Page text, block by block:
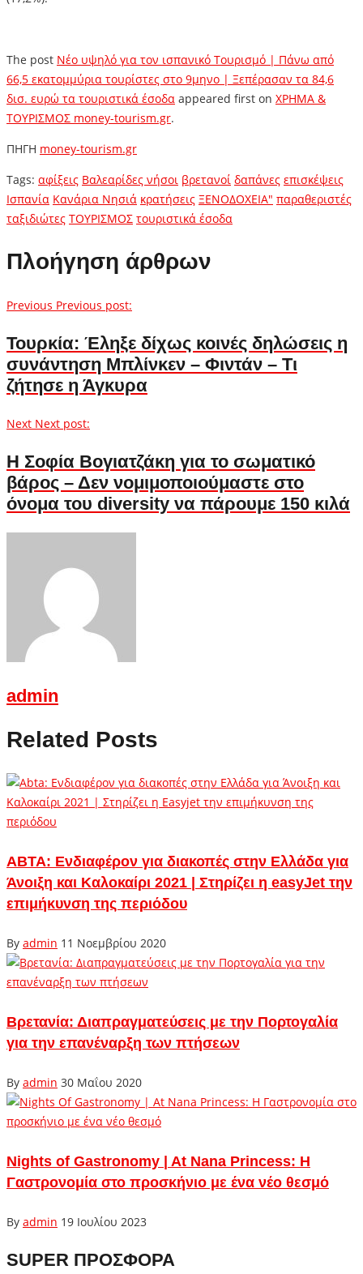
The post Νέο υψηλό για τον ισπανικό Τουρισμό | Πάνω από
66,5 εκατομμύρια τουρίστες στο 9μηνο | Ξεπέρασαν τα 84,6
δισ. ευρώ τα τουριστικά έσοδα appeared first on ΧΡΗΜΑ &
ΤΟΥΡΙΣΜΟΣ money-tourism.gr.
ΠΗΓΗ money-tourism.gr
Tags: αφίξεις Βαλεαρίδες νήσοι βρετανοί δαπάνες επισκέψεις
Ισπανία Κανάρια Νησιά κρατήσεις ΞΕΝΟΔΟΧΕΙΑ" παραθεριστές
ταξιδιώτες ΤΟΥΡΙΣΜΟΣ τουριστικά έσοδα
Πλοήγηση άρθρων
Previous Previous post:
Τουρκία: Έληξε δίχως κοινές δηλώσεις η
συνάντηση Μπλίνκεν – Φιντάν – Τι
ζήτησε η Άγκυρα
Next Next post:
H Σοφία Βογιατζάκη για το σωματικό
βάρος – Δεν νομιμοποιούμαστε στο
όνομα του diversity να πάρουμε 150 κιλά
admin
Related Posts
ABTA: Ενδιαφέρον για διακοπές στην Ελλάδα για
Άνοιξη και Καλοκαίρι 2021 | Στηρίζει η easyJet την
επιμήκυνση της περιόδου
By admin 11 Νοεμβρίου 2020
Βρετανία: Διαπραγματεύσεις με την Πορτογαλία
για την επανέναρξη των πτήσεων
By admin 30 Μαΐου 2020
Nights of Gastronomy | At Nana Princess: Η
Γαστρονομία στο προσκήνιο με ένα νέο θεσμό
By admin 19 Ιουλίου 2023
SUPER ΠΡΟΣΦΟΡΑ